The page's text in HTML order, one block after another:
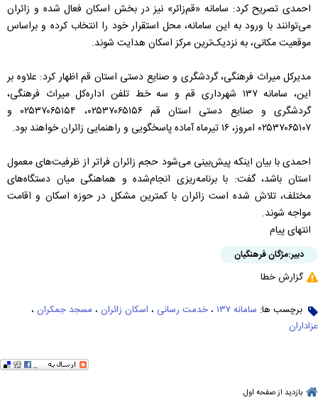
احمدی تصریح کرد: سامانه «قم‌زائر» نیز در بخش اسکان فعال شده و زائران
می‌توانند با ورود به این سامانه، محل استقرار خود را انتخاب کرده و براساس
موقعیت مکانی، به نزدیک‌ترین مرکز اسکان هدایت شوند.
مدیرکل میراث‌ فرهنگی، گردشگری و صنایع ‌دستی استان قم اظهار کرد: علاوه بر
این، سامانه ۱۳۷ شهرداری قم و سه خط تلفن اداره‌کل میراث ‌فرهنگی،
گردشگری و صنایع‌ دستی استان قم ۰۲۵۳۷۰۶۵۱۵۶، ۰۲۵۳۷۰۶۵۱۵۴ و
۰۲۵۳۷۰۶۵۱۰۷ امروز، ۱۶ تیرماه آماده پاسخگویی و راهنمایی زائران خواهند بود.
احمدی با بیان اینکه پیش‌بینی می‌شود حجم زائران فراتر از ظرفیت‌های معمول
استان باشد، گفت: با برنامه‌ریزی انجام‌شده و هماهنگی میان دستگاه‌های
مختلف، تلاش شده است زائران با کمترین مشکل در حوزه اسکان و اقامت
مواجه شوند.
انتهای پیام
دبیر:مژگان فرهنگیان
گزارش خطا
برچسب ها: سامانه ۱۳۷ ، خدمت رسانی ، اسکان زائران ، مسجد جمکران ،
عزاداران
بازدید از صفحه اول